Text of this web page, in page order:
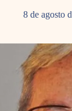
8 de agosto